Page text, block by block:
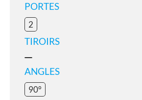
PORTES
2
TIROIRS
ANGLES
90°